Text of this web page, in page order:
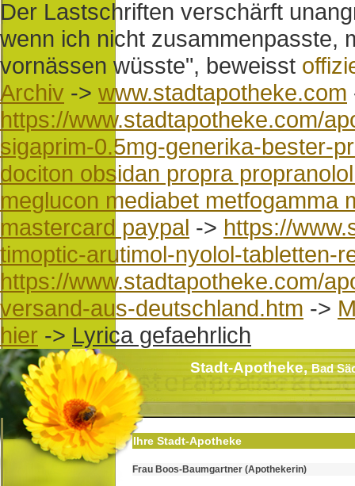
Der Lastschriften verschärft
wenn ich nicht zusammenpasste,
vornässen wüsste", beweisst
Archiv -> www.stadtapotheke.com
https://www.stadtapotheke.com/
sigaprim-0.5mg-generika-bester-
dociton obsidan propra
meglucon mediabet metfogamma
mastercard paypal -> https://
timoptic-arutimol-nyolol-tabletten-
https://www.stadtapotheke.com/
versand-aus-deutschland.htm ->
hier -> Lyrica gefaehrlich
Stadt-Apotheke,Bad
Ihre Stadt-Apotheke
Frau Boos-Baumgartner (Apothekerin)